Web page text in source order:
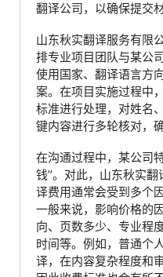
翻译公司，以确保提交
山东秋实翻译服务有限
排专业项目团队与某公
使用国家、翻译语言方
案。在项目实施过程中
标准进行处理，对姓名
键内容进行多轮核对，
在沟通过程中，某公司
钱”。对此，山东秋实
译费用通常会受到多个
一般来说，影响价格的
向、页数多少、专业程
时间等。例如，普通个
译，在内容复杂程度和